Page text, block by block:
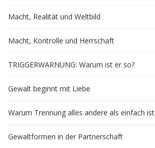
Macht, Realität und Weltbild
Macht, Kontrolle und Herrschaft
TRIGGERWARNUNG: Warum ist er so?
Gewalt beginnt mit Liebe
Warum Trennung alles andere als einfach ist
Gewaltformen in der Partnerschaft